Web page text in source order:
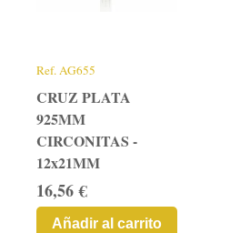
Ref.AG655
CRUZ PLATA
925MM
CIRCONITAS -
12x21MM
16,56 €
Añadir al carrito